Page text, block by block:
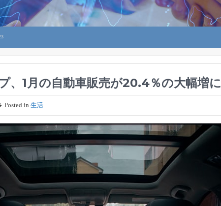
、1月の自動車販売が20.4％の大幅増に
Posted in 生活